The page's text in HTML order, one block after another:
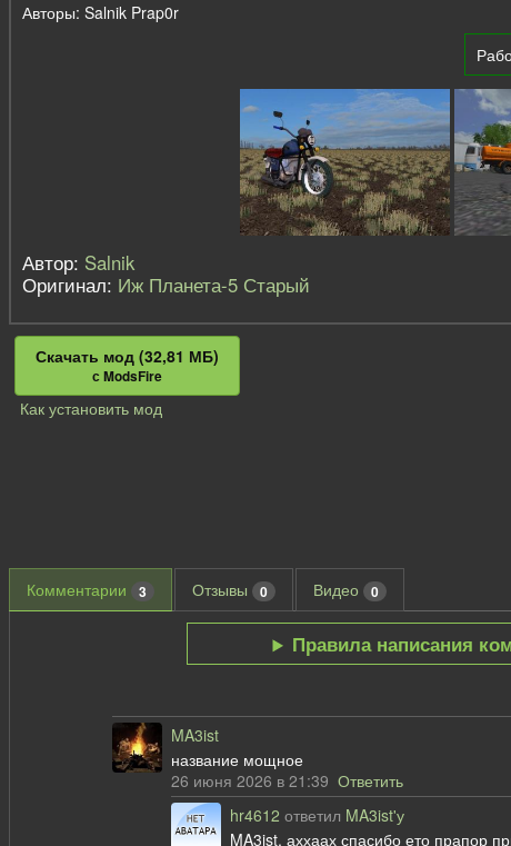
Авторы: Salnik Prap0r
Автор: Salnik
Оригинал: Иж Планета-5 Старый
Скачать мод (32,81 МБ)
с ModsFire
Как установить мод
Комментарии 3 Отзывы 0 Видео 0
Правила написания
MA3ist
название мощное
26 июня 2026 в 21:39Ответить
hr4612 ответил MA3ist'у
MA3ist, аххаах спасибо ето прапор